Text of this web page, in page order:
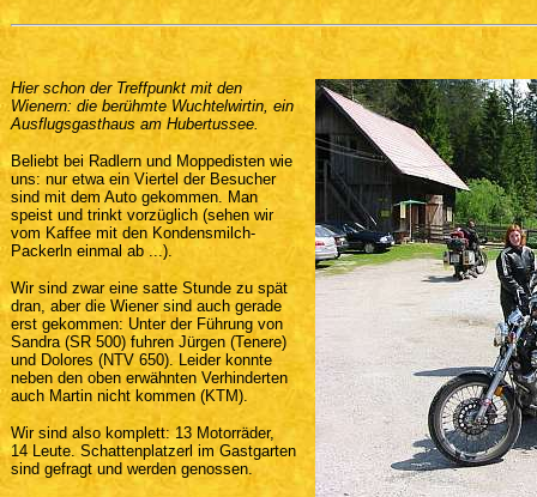
Hier schon der Treffpunkt mit den
Wienern: die berühmte Wuchtelwirtin, ein
Ausflugsgasthaus am Hubertussee.
Beliebt bei Radlern und Moppedisten wie
uns: nur etwa ein Viertel der Besucher
sind mit dem Auto gekommen. Man
speist und trinkt vorzüglich (sehen wir
vom Kaffee mit den Kondensmilch-
Packerln einmal ab ...).
Wir sind zwar eine satte Stunde zu spät
dran, aber die Wiener sind auch gerade
erst gekommen: Unter der Führung von
Sandra (SR 500) fuhren Jürgen (Tenere)
und Dolores (NTV 650). Leider konnte
neben den oben erwähnten Verhinderten
auch Martin nicht kommen (KTM).
Wir sind also komplett: 13 Motorräder,
14 Leute. Schattenplatzerl im Gastgarten
sind gefragt und werden genossen.